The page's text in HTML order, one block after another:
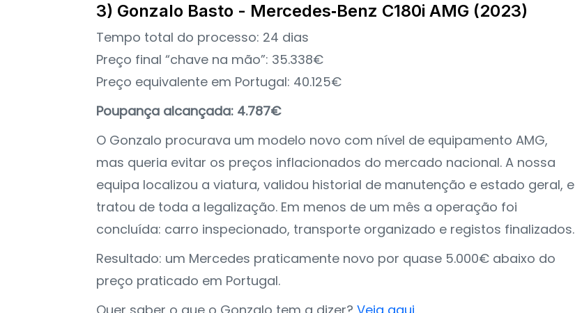
3) Gonzalo Basto - Mercedes‑Benz C180i AMG (2023)
Tempo total do processo: 24 dias
Preço final “chave na mão”: 35.338€
Preço equivalente em Portugal: 40.125€
Poupança alcançada: 4.787€
O Gonzalo procurava um modelo novo com nível de equipamento AMG,
mas queria evitar os preços inflacionados do mercado nacional. A nossa
equipa localizou a viatura, validou historial de manutenção e estado geral, e
tratou de toda a legalização. Em menos de um mês a operação foi
concluída: carro inspecionado, transporte organizado e registos finalizados.
Resultado: um Mercedes praticamente novo por quase 5.000€ abaixo do
preço praticado em Portugal.